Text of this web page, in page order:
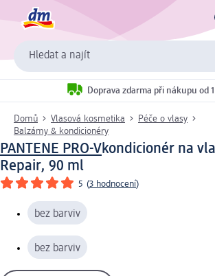
Hledat a najít
Doprava zdarma při nákupu od
Domů Vlasová kosmetika
Péče o vlasy
Balzámy & kondicionéry
PANTENE PRO-Vkondicionér na
Repair, 90 ml
5 (3 hodnocení)
bez barviv
bez barviv